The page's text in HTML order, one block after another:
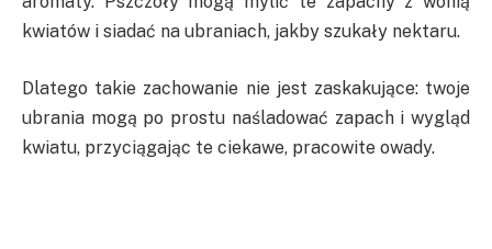
kwiatów i siadać na ubraniach, jakby szukały nektaru.
Dlatego takie zachowanie nie jest zaskakujące: twoje
ubrania mogą po prostu naśladować zapach i wygląd
kwiatu, przyciągając te ciekawe, pracowite owady.